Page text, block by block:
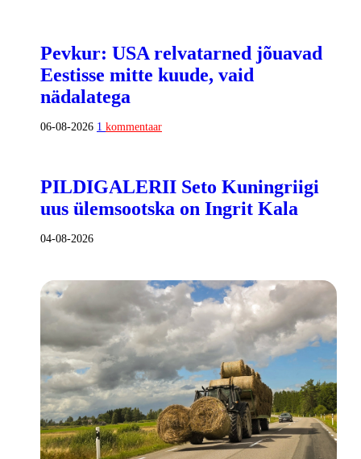
Pevkur: USA relvatarned jõuavad
Eestisse mitte kuude, vaid
nädalatega
06-08-2026 1 kommentaar
PILDIGALERII Seto Kuningriigi
uus ülemsootska on Ingrit Kala
04-08-2026